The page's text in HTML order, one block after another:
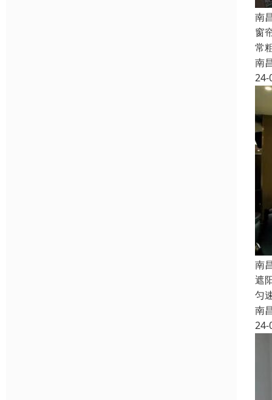
南
窗
常
南
24-
南
遮
匀
南
24-